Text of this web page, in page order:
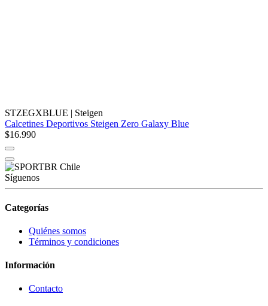
STZEGXBLUE | Steigen
Calcetines Deportivos Steigen Zero Galaxy Blue
$16.990
Síguenos
Categorías
Quiénes somos
Términos y condiciones
Información
Contacto